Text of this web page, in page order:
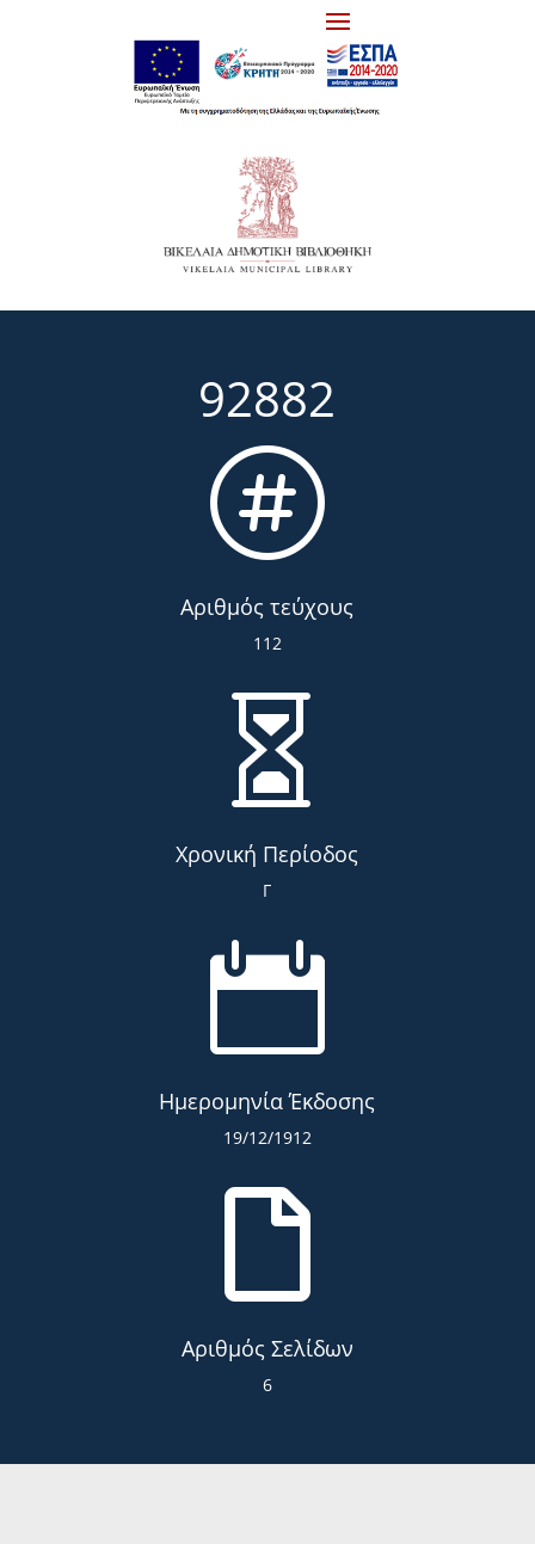
92882

Αριθμός τεύχους
112

Χρονική Περίοδος
Γ

Ημερομηνία Έκδοσης
19/12/1912

Αριθμός Σελίδων
6